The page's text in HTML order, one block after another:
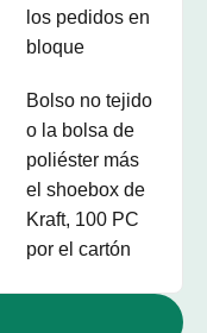
los pedidos en
bloque
Bolso no tejido
o la bolsa de
poliéster más
el shoebox de
Kraft, 100 PC
por el cartón